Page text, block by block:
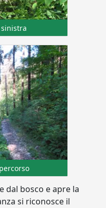
dal bosco e apre la
si riconosce il